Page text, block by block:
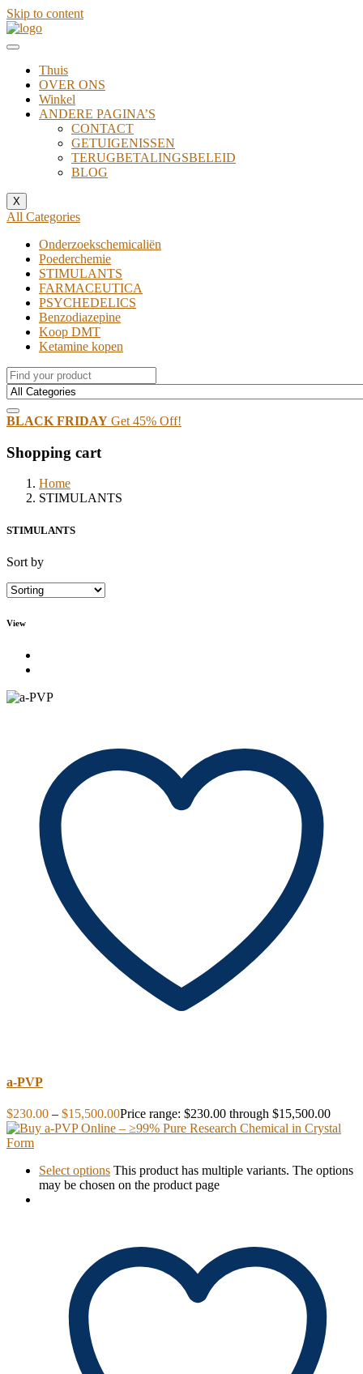
Skip to content
Thuis
OVER ONS
Winkel
ANDERE PAGINA’S
CONTACT
GETUIGENISSEN
TERUGBETALINGSBELEID
BLOG
X
All Categories
Onderzoekschemicaliën
Poederchemie
STIMULANTS
FARMACEUTICA
PSYCHEDELICS
Benzodiazepine
Koop DMT
Ketamine kopen
BLACK FRIDAY Get 45% Off!
Shopping cart
Home
STIMULANTS
STIMULANTS
Sort by
View
a-PVP
$230.00 – $15,500.00Price range: $230.00 through $15,500.00
Select options This product has multiple variants. The options
may be chosen on the product page